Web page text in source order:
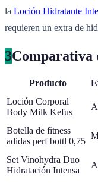
la Loción Hidratante
requieren un extra de
3Comparativa
Producto
Loción Corporal
Body Milk Kefus
Botella de fitness
adidas perf bottl 0,75
Set Vinohydra Duo
Hidratación Intensa